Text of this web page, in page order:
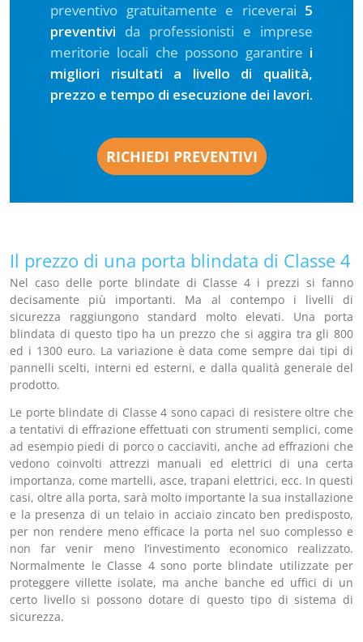
preventivo gratuitamente e riceverai 5
preventivi da professionisti e imprese
meritorie locali che possono garantire i
migliori risultati a livello di qualità,
prezzo e tempo di esecuzione dei lavori.
RICHIEDI PREVENTIVI
Il prezzo di una porta blindata di Classe 4
Nel caso delle porte blindate di Classe 4 i prezzi si fanno
decisamente più importanti. Ma al contempo i livelli di
sicurezza raggiungono standard molto elevati. Una porta
blindata di questo tipo ha un prezzo che si aggira tra gli 800
ed i 1300 euro. La variazione è data come sempre dai tipi di
pannelli scelti, interni ed esterni, e dalla qualità generale del
prodotto.
Le porte blindate di Classe 4 sono capaci di resistere oltre che
a tentativi di effrazione effettuati con strumenti semplici, come
ad esempio piedi di porco o cacciaviti, anche ad effrazioni che
vedono coinvolti attrezzi manuali ed elettrici di una certa
importanza, come martelli, asce, trapani elettrici, ecc. In questi
casi, oltre alla porta, sarà molto importante la sua installazione
e la presenza di un telaio in acciaio zincato ben predisposto,
per non rendere meno efficace la porta nel suo complesso e
non far venir meno l’investimento economico realizzato.
Normalmente le Classe 4 sono porte blindate utilizzate per
proteggere villette isolate, ma anche banche ed uffici di un
certo livello si possono dotare di questo tipo di sistema di
sicurezza.